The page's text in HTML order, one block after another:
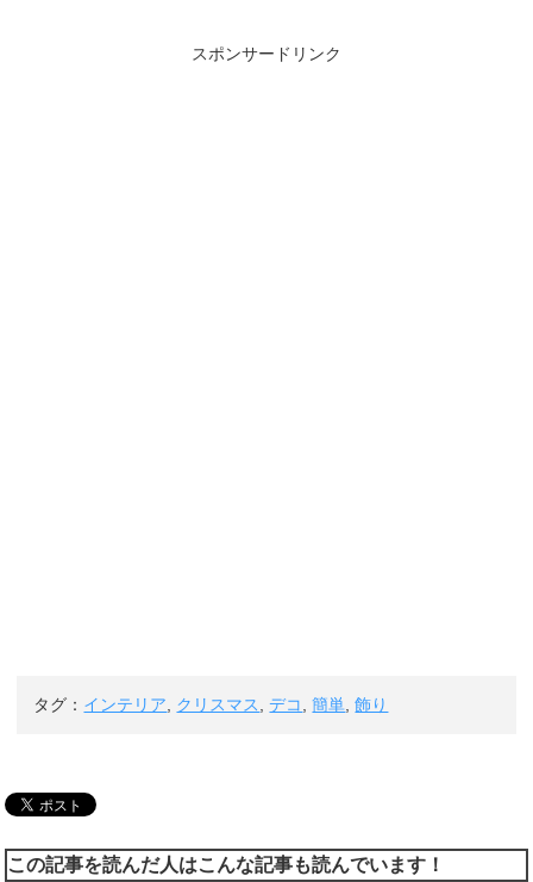
スポンサードリンク
タグ： インテリア クリスマス ,デコ ,簡単 ,飾り
この記事を読んだ人はこんな記事も読んでいます！